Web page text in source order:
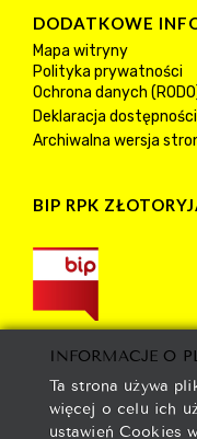
DODATKOWE
Mapa witryny
Polityka prywatności
Ochrona danych
Deklaracja dostępności
Archiwalna wersja
BIP RPK
INFORMACJE O
Ta strona używa
więcej o celu ich
ustawień Cookies